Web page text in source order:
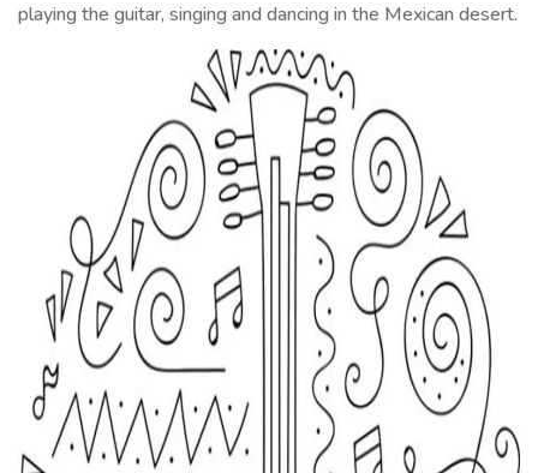
playing the guitar, singing and dancing in the Mexican desert.